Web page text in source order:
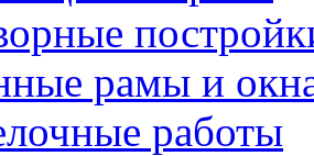
рамы и
работы